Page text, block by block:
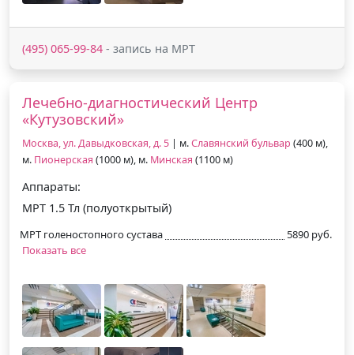
(495) 065-99-84 - запись на МРТ
Лечебно-диагностический Центр
«Кутузовский»
Москва, ул. Давыдковская, д. 5 | м.Славянский бульвар (400 м),
м. Пионерская (1000 м), м. Минская (1100 м)
Аппараты:
МРТ 1.5 Тл (полуоткрытый)
МРТ голеностопного сустава
5890 руб.
Показать все